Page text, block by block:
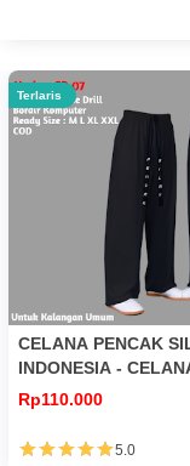
Terlaris
CELANA PENCAK
INDONESIA -
CP 07
Rp110.000
5.0